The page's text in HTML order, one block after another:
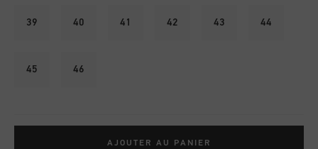
39 40 41 42 43 44
45 46
AJOUTER AU PANIER